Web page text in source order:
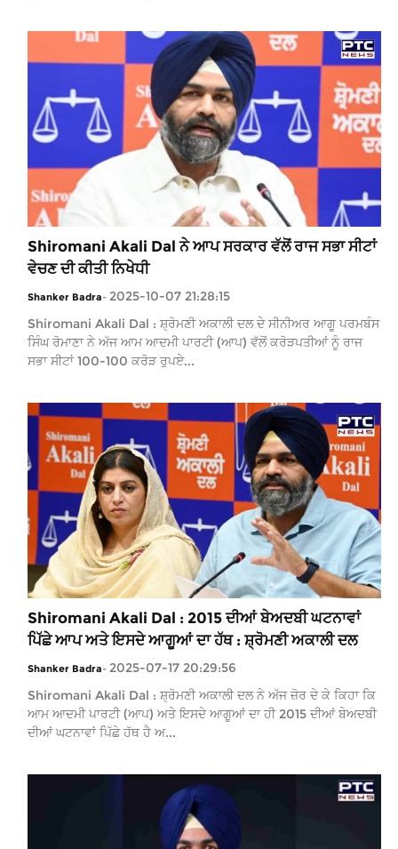
Shiromani Akali Dal ਨੇ ਆਪ ਸਰਕਾਰ ਵੱਲੋਂ ਰਾਜ ਸਭਾ ਸੀਟਾਂ
ਵੇਚਣ ਦੀ ਕੀਤੀ ਨਿਖੇਧੀ
Shanker Badra- 2025-10-07 21:28:15
Shiromani Akali Dal : ਸ਼੍ਰੋਮਣੀ ਅਕਾਲੀ ਦਲ ਦੇ ਸੀਨੀਅਰ ਆਗੂ ਪਰਮਬੰਸ
ਸਿੰਘ ਰੋਮਾਣਾ ਨੇ ਅੱਜ ਆਮ ਆਦਮੀ ਪਾਰਟੀ (ਆਪ) ਵੱਲੋਂ ਕਰੋੜਪਤੀਆਂ ਨੂੰ ਰਾਜ
ਸਭਾ ਸੀਟਾਂ 100-100 ਕਰੋੜ ਰੁਪਏ...
Shiromani Akali Dal : 2015 ਦੀਆਂ ਬੇਅਦਬੀ ਘਟਨਾਵਾਂ
ਪਿੱਛੇ ਆਪ ਅਤੇ ਇਸਦੇ ਆਗੂਆਂ ਦਾ ਹੱਥ : ਸ਼੍ਰੋਮਣੀ ਅਕਾਲੀ ਦਲ
Shanker Badra- 2025-07-17 20:29:56
Shiromani Akali Dal : ਸ਼੍ਰੋਮਣੀ ਅਕਾਲੀ ਦਲ ਨੇ ਅੱਜ ਜ਼ੋਰ ਦੇ ਕੇ ਕਿਹਾ ਕਿ
ਆਮ ਆਦਮੀ ਪਾਰਟੀ (ਆਪ) ਅਤੇ ਇਸਦੇ ਆਗੂਆਂ ਦਾ ਹੀ 2015 ਦੀਆਂ ਬੇਅਦਬੀ
ਦੀਆਂ ਘਟਨਾਵਾਂ ਪਿੱਛੇ ਹੱਥ ਹੈ ਅ...